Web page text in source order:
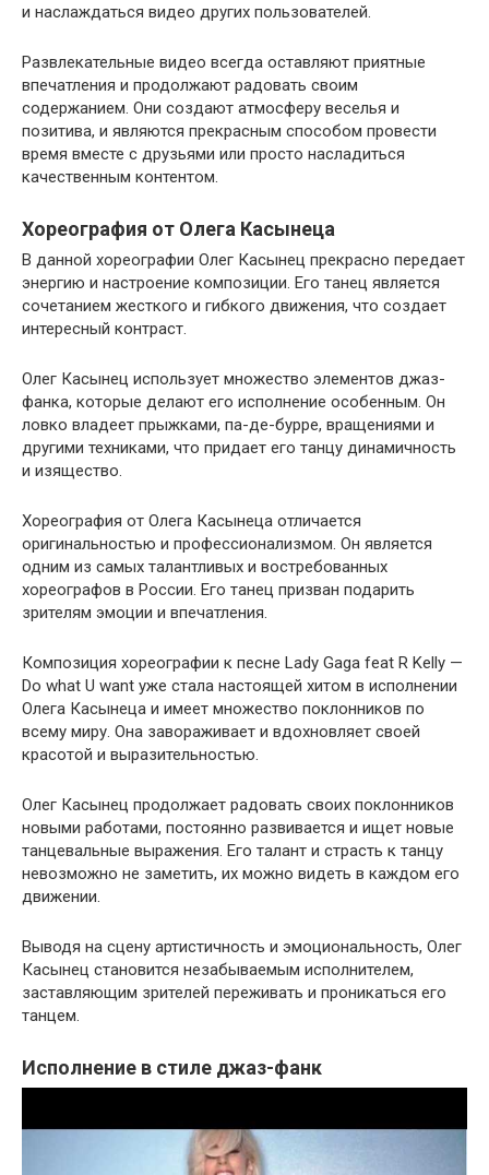
и наслаждаться видео других пользователей.
Развлекательные видео всегда оставляют приятные
впечатления и продолжают радовать своим
содержанием. Они создают атмосферу веселья и
позитива, и являются прекрасным способом провести
время вместе с друзьями или просто насладиться
качественным контентом.
Хореография от Олега Касынеца
В данной хореографии Олег Касынец прекрасно передает
энергию и настроение композиции. Его танец является
сочетанием жесткого и гибкого движения, что создает
интересный контраст.
Олег Касынец использует множество элементов джаз-
фанка, которые делают его исполнение особенным. Он
ловко владеет прыжками, па-де-бурре, вращениями и
другими техниками, что придает его танцу динамичность
и изящество.
Хореография от Олега Касынеца отличается
оригинальностью и профессионализмом. Он является
одним из самых талантливых и востребованных
хореографов в России. Его танец призван подарить
зрителям эмоции и впечатления.
Композиция хореографии к песне Lady Gaga feat R Kelly —
Do what U want уже стала настоящей хитом в исполнении
Олега Касынеца и имеет множество поклонников по
всему миру. Она завораживает и вдохновляет своей
красотой и выразительностью.
Олег Касынец продолжает радовать своих поклонников
новыми работами, постоянно развивается и ищет новые
танцевальные выражения. Его талант и страсть к танцу
невозможно не заметить, их можно видеть в каждом его
движении.
Выводя на сцену артистичность и эмоциональность, Олег
Касынец становится незабываемым исполнителем,
заставляющим зрителей переживать и проникаться его
танцем.
Исполнение в стиле джаз-фанк